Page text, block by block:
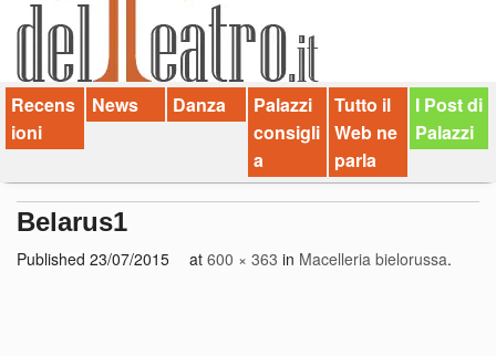
Contatti
dT in English
Recens
ioni
News Danza
Palazzi
consigli
a
Tutto il
Web ne
parla
I Post di
Palazzi
Belarus1
Published 23/07/2015 at 600 × 363 in Macelleria bielorussa.